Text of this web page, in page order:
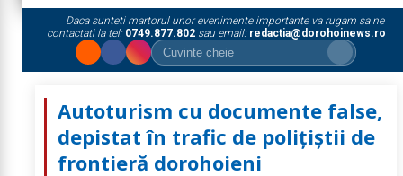
Daca sunteti martorul unor evenimente importante va rugam sa ne
contactati la tel: 0749.877.802sau email: redactia@dorohoinews.ro
Autoturism cu documente false,
depistat în trafic de polițiștii de
frontieră dorohoieni